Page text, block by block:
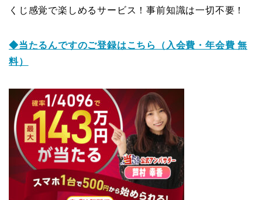
くじ感覚で楽しめるサービス！事前知識は一切不要！
◆当たるんですのご登録はこち ら（入会費・年会費 無
料）